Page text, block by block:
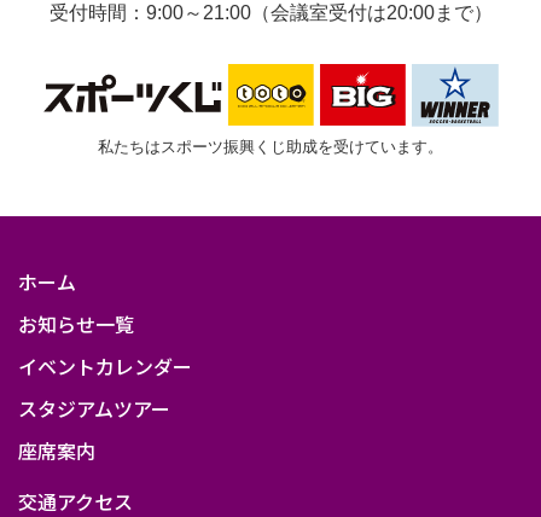
受付時間：9:00～21:00（会議室受付は20:00まで）
私たちはスポーツ振興くじ助成を受けています。
ホーム
お知らせ一覧
イベントカレンダー
スタジアムツアー
座席案内
交通アクセス